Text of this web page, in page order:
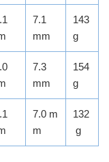
7.1
mm
143
g
7.3
mm
154
g
7.0 m
m
132
g